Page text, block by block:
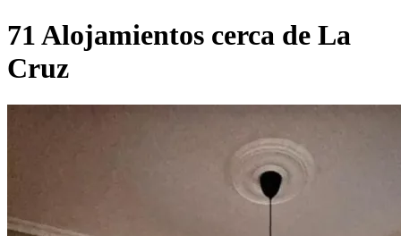
71 Alojamientos cerca de La
Cruz